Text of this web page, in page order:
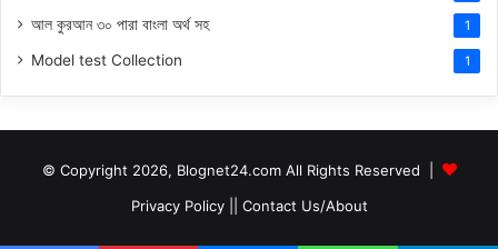
আল কুরআন ৩০ পারা বাংলা অর্থ সহ 1
Model test Collection 1
© Copyright 2026, Blognet24.com All Rights Reserved |
Privacy Policy|| Contact Us/About